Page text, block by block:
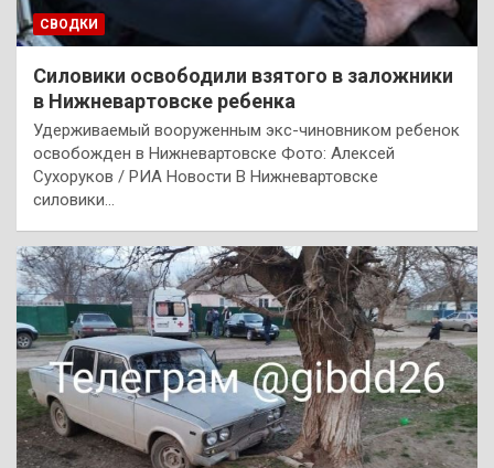
СВОДКИ
Силовики освободили взятого в заложники
в Нижневартовске ребенка
Удерживаемый вооруженным экс-чиновником ребенок
освобожден в Нижневартовске Фото: Алексей
Сухоруков / РИА Новости В Нижневартовске
силовики…